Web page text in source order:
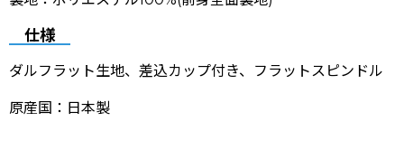
仕様
ダルフラット生地、差込カップ付き、フラットスピンドル
原産国：日本製